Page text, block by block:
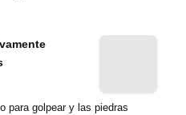
para golpear y las piedras